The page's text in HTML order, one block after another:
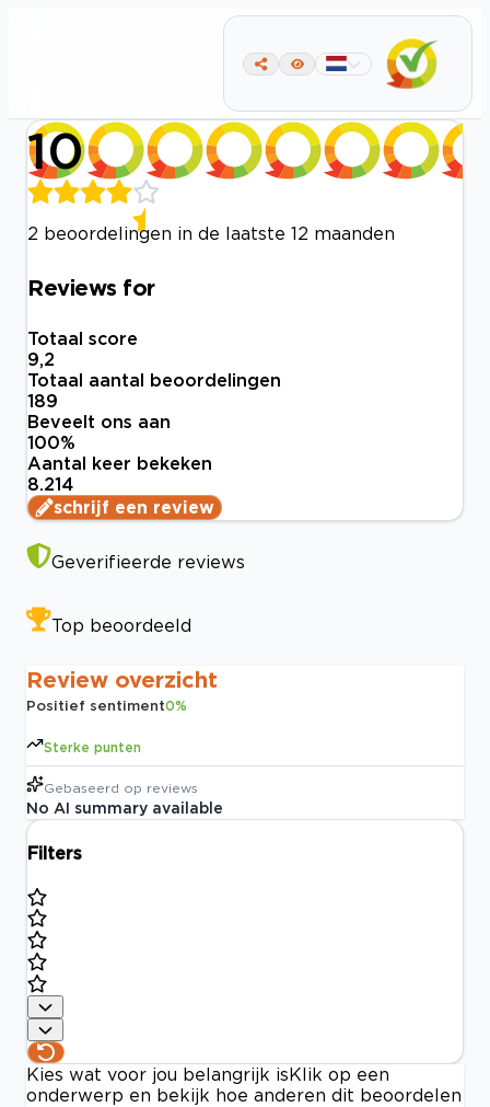
10
2 beoordelingen in de laatste 12 maanden
Reviews for
Totaal score
9,2
Totaal aantal beoordelingen
189
Beveelt ons aan
100%
Aantal keer bekeken
8.214
schrijf een review
Geverifieerde reviews
Top beoordeeld
Review overzicht
Positief sentiment0%
Sterke punten
Gebaseerd op reviews
No AI summary available
Filters
Kies wat voor jou belangrijk is Klik op een
onderwerp en bekijk hoe anderen dit beoordelen